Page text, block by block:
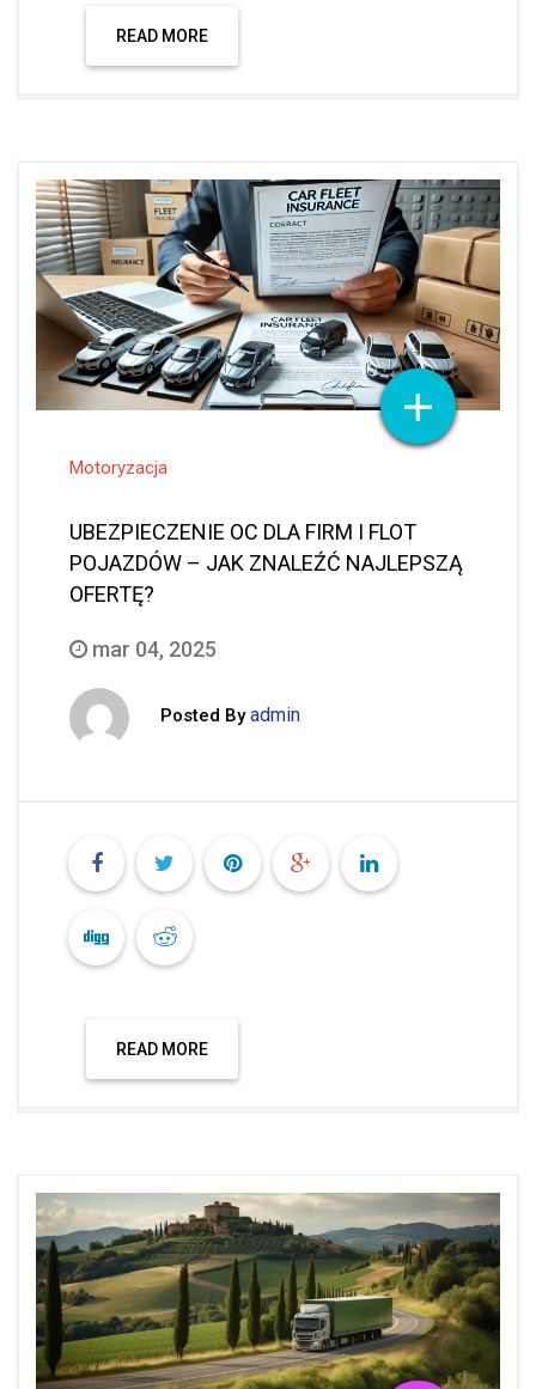
READ MORE
Motoryzacja
UBEZPIECZENIE OC DLA FIRM I FLOT
POJAZDÓW – JAK ZNALEŹĆ NAJLEPSZĄ
OFERTĘ?
mar 04, 2025
Posted By admin
READ MORE